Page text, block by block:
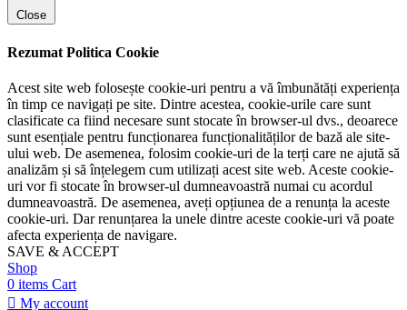
Close
Rezumat Politica Cookie
Acest site web folosește cookie-uri pentru a vă îmbunătăți experiența
în timp ce navigați pe site. Dintre acestea, cookie-urile care sunt
clasificate ca fiind necesare sunt stocate în browser-ul dvs., deoarece
sunt esențiale pentru funcționarea funcționalităților de bază ale site-
ului web. De asemenea, folosim cookie-uri de la terți care ne ajută să
analizăm și să înțelegem cum utilizați acest site web. Aceste cookie-
uri vor fi stocate în browser-ul dumneavoastră numai cu acordul
dumneavoastră. De asemenea, aveți opțiunea de a renunța la aceste
cookie-uri. Dar renunțarea la unele dintre aceste cookie-uri vă poate
afecta experiența de navigare.
SAVE & ACCEPT
Shop
0 items Cart
My account